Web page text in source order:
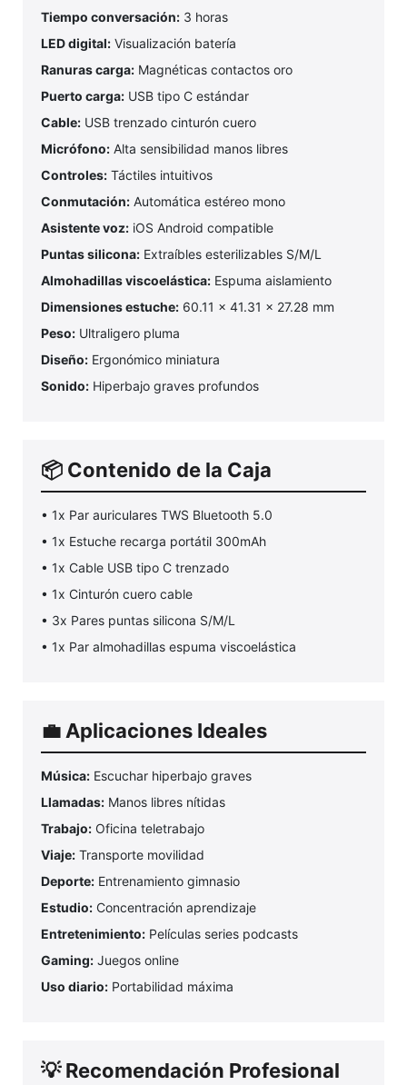
Tiempo conversación: 3 horas
LED digital: Visualización batería
Ranuras carga: Magnéticas contactos oro
Puerto carga: USB tipo C estándar
Cable: USB trenzado cinturón cuero
Micrófono: Alta sensibilidad manos libres
Controles: Táctiles intuitivos
Conmutación: Automática estéreo mono
Asistente voz: iOS Android compatible
Puntas silicona: Extraíbles esterilizables S/M/L
Almohadillas viscoelástica: Espuma aislamiento
Dimensiones estuche: 60.11 x 41.31 x 27.28 mm
Peso: Ultraligero pluma
Diseño: Ergonómico miniatura
Sonido: Hiperbajo graves profundos
📦 Contenido de la Caja
• 1x Par auriculares TWS Bluetooth 5.0
• 1x Estuche recarga portátil 300mAh
• 1x Cable USB tipo C trenzado
• 1x Cinturón cuero cable
• 3x Pares puntas silicona S/M/L
• 1x Par almohadillas espuma viscoelástica
💼 Aplicaciones Ideales
Música: Escuchar hiperbajo graves
Llamadas: Manos libres nítidas
Trabajo: Oficina teletrabajo
Viaje: Transporte movilidad
Deporte: Entrenamiento gimnasio
Estudio: Concentración aprendizaje
Entretenimiento: Películas series podcasts
Gaming: Juegos online
Uso diario: Portabilidad máxima
💡 Recomendación Profesional